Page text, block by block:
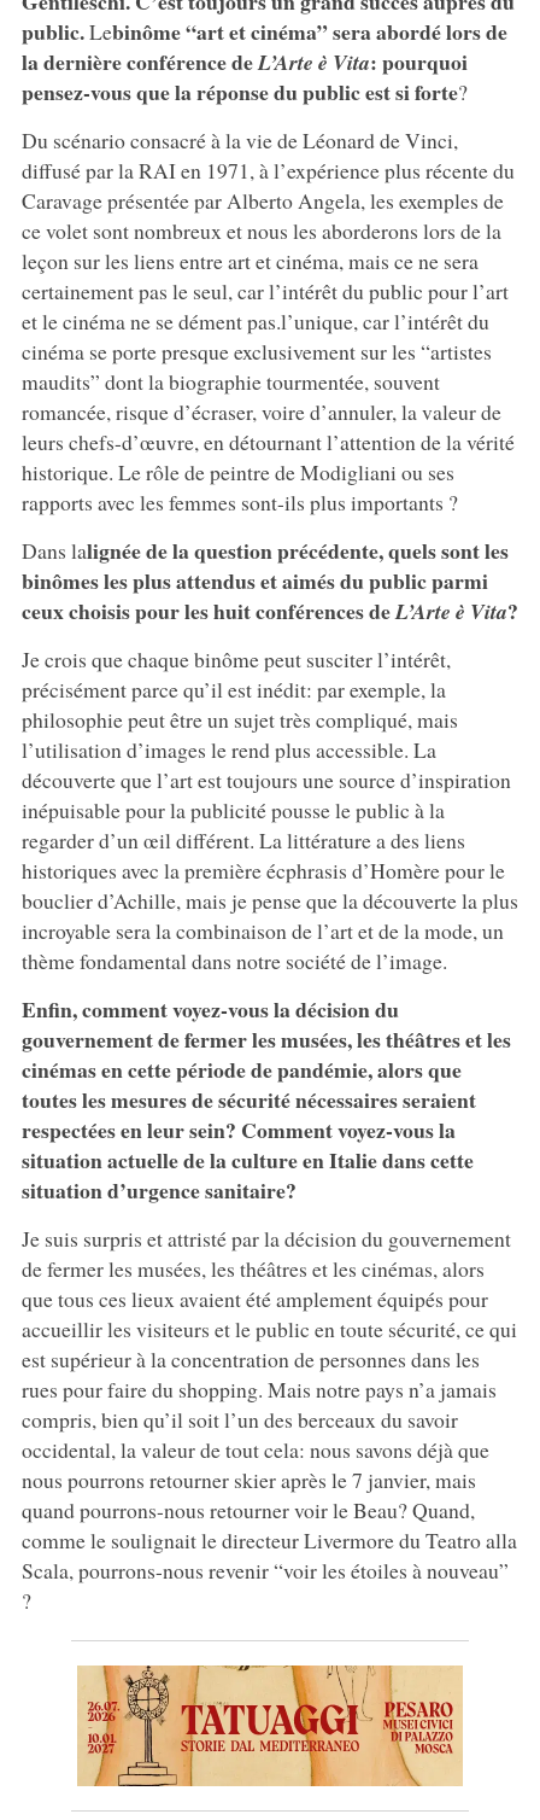
public.Lebinôme “art et cinéma” sera abordé lors de
la dernière conférence deL’Arte è Vita: pourquoi
pensez-vous que la réponse du public est si forte?
Du scénario consacré à la vie de Léonard de Vinci,
diffusé par la RAI en 1971, à l’expérience plus récente du
Caravage présentée par Alberto Angela, les exemples de
ce volet sont nombreux et nous les aborderons lors de la
leçon sur les liens entre art et cinéma, mais ce ne sera
certainement pas le seul, car l’intérêt du public pour l’art
et le cinéma ne se dément pas.l’unique, car l’intérêt du
cinéma se porte presque exclusivement sur les “artistes
maudits” dont la biographie tourmentée, souvent
romancée, risque d’écraser, voire d’annuler, la valeur de
leurs chefs-d’œuvre, en détournant l’attention de la vérité
historique. Le rôle de peintre de Modigliani ou ses
rapports avec les femmes sont-ils plus importants ?
Dans lalignée de la question précédente, quels sont les
binômes les plus attendus et aimés du public parmi
ceux choisis pour les huit conférences deL’Arte è Vita?
Je crois que chaque binôme peut susciter l’intérêt,
précisément parce qu’il est inédit: par exemple, la
philosophie peut être un sujet très compliqué, mais
l’utilisation d’images le rend plus accessible. La
découverte que l’art est toujours une source d’inspiration
inépuisable pour la publicité pousse le public à la
regarder d’un œil différent. La littérature a des liens
historiques avec la première écphrasis d’Homère pour le
bouclier d’Achille, mais je pense que la découverte la plus
incroyable sera la combinaison de l’art et de la mode, un
thème fondamental dans notre société de l’image.
Enfin, comment voyez-vous la décision du
gouvernement de fermer les musées, les théâtres et les
cinémas en cette période de pandémie, alors que
toutes les mesures de sécurité nécessaires seraient
respectées en leur sein? Comment voyez-vous la
situation actuelle de la culture en Italie dans cette
situation d’urgence sanitaire?
Je suis surpris et attristé par la décision du gouvernement
de fermer les musées, les théâtres et les cinémas, alors
que tous ces lieux avaient été amplement équipés pour
accueillir les visiteurs et le public en toute sécurité, ce qui
est supérieur à la concentration de personnes dans les
rues pour faire du shopping. Mais notre pays n’a jamais
compris, bien qu’il soit l’un des berceaux du savoir
occidental, la valeur de tout cela: nous savons déjà que
nous pourrons retourner skier après le 7 janvier, mais
quand pourrons-nous retourner voir le Beau? Quand,
comme le soulignait le directeur Livermore du Teatro alla
Scala, pourrons-nous revenir “voir les étoiles à nouveau”
?